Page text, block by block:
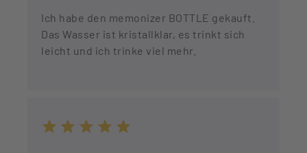
Ich habe den memonizer BOTTLE gekauft.
Das Wasser ist kristallklar, es trinkt sich
leicht und ich trinke viel mehr.